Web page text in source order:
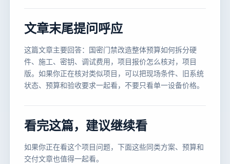
文章末尾提问呼应
这篇文章主要回答：国密门禁改造整体预算如何拆分硬
件、施工、密钥、调试费用，项目报价怎么核对，项目
版。如果你正在核对类似项目，可以把现场条件、旧系统
状态、预算和验收要求一起看，不要只看单一设备价格。
看完这篇，建议继续看
如果你正在看这个项目问题，下面这些同类方案、预算和
交付文章也值得一起看。